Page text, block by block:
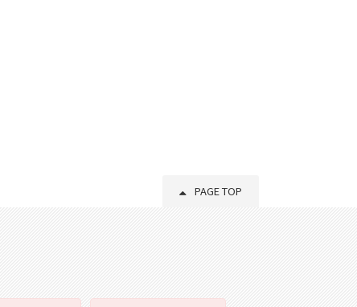
PAGE TOP